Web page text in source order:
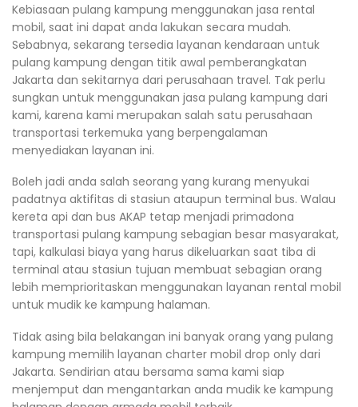
Kebiasaan pulang kampung menggunakan jasa rental
mobil, saat ini dapat anda lakukan secara mudah.
Sebabnya, sekarang tersedia layanan kendaraan untuk
pulang kampung dengan titik awal pemberangkatan
Jakarta dan sekitarnya dari perusahaan travel. Tak perlu
sungkan untuk menggunakan jasa pulang kampung dari
kami, karena kami merupakan salah satu perusahaan
transportasi terkemuka yang berpengalaman
menyediakan layanan ini.
Boleh jadi anda salah seorang yang kurang menyukai
padatnya aktifitas di stasiun ataupun terminal bus. Walau
kereta api dan bus AKAP tetap menjadi primadona
transportasi pulang kampung sebagian besar masyarakat,
tapi, kalkulasi biaya yang harus dikeluarkan saat tiba di
terminal atau stasiun tujuan membuat sebagian orang
lebih memprioritaskan menggunakan layanan rental mobil
untuk mudik ke kampung halaman.
Tidak asing bila belakangan ini banyak orang yang pulang
kampung memilih layanan charter mobil drop only dari
Jakarta. Sendirian atau bersama sama kami siap
menjemput dan mengantarkan anda mudik ke kampung